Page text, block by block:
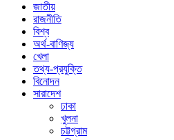
জাতীয়
রাজনীতি
বিশ্ব
অর্থ-বাণিজ্য
খেলা
তথ্য-প্রযুক্তি
বিনোদন
সারাদেশ
ঢাকা
খুলনা
চট্টগ্রাম